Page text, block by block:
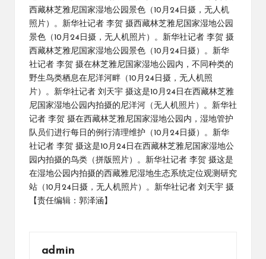
西藏林芝雅尼国家湿地公园景色（10月24日摄，无人机
照片）。新华社记者 李贺 摄西藏林芝雅尼国家湿地公园
景色（10月24日摄，无人机照片）。新华社记者 李贺 摄
西藏林芝雅尼国家湿地公园景色（10月24日摄）。新华
社记者 李贺 摄在林芝雅尼国家湿地公园内，不同种类的
野生鸟类栖息在尼洋河畔（10月24日摄，无人机照
片）。新华社记者 刘天宇 摄这是10月24日在西藏林芝雅
尼国家湿地公园内拍摄的尼洋河（无人机照片）。新华社
记者 李贺 摄在西藏林芝雅尼国家湿地公园内，湿地管护
队员们进行每日的例行清理维护（10月24日摄）。新华
社记者 李贺 摄这是10月24日在西藏林芝雅尼国家湿地公
园内拍摄的鸟类（拼版照片）。新华社记者 李贺 摄这是
在湿地公园内拍摄的西藏雅尼湿地生态系统定位观测研究
站（10月24日摄，无人机照片）。新华社记者 刘天宇 摄
【责任编辑：郭泽涵】
admin